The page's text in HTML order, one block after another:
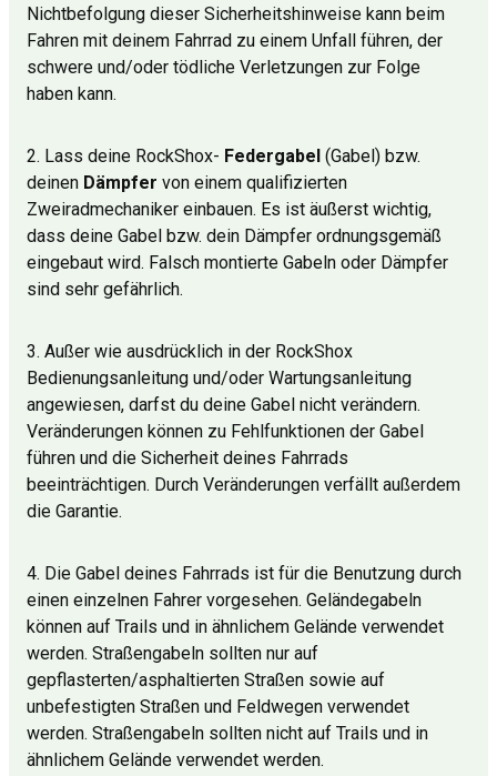
Nichtbefolgung dieser Sicherheitshinweise kann beim
Fahren mit deinem Fahrrad zu einem Unfall führen, der
schwere und/oder tödliche Verletzungen zur Folge
haben kann.
2. Lass deine RockShox- Federgabel (Gabel) bzw.
deinen Dämpfer von einem qualifizierten
Zweiradmechaniker einbauen. Es ist äußerst wichtig,
dass deine Gabel bzw. dein Dämpfer ordnungsgemäß
eingebaut wird. Falsch montierte Gabeln oder Dämpfer
sind sehr gefährlich.
3. Außer wie ausdrücklich in der RockShox
Bedienungsanleitung und/oder Wartungsanleitung
angewiesen, darfst du deine Gabel nicht verändern.
Veränderungen können zu Fehlfunktionen der Gabel
führen und die Sicherheit deines Fahrrads
beeinträchtigen. Durch Veränderungen verfällt außerdem
die Garantie.
4. Die Gabel deines Fahrrads ist für die Benutzung durch
einen einzelnen Fahrer vorgesehen. Geländegabeln
können auf Trails und in ähnlichem Gelände verwendet
werden. Straßengabeln sollten nur auf
gepflasterten/asphaltierten Straßen sowie auf
unbefestigten Straßen und Feldwegen verwendet
werden. Straßengabeln sollten nicht auf Trails und in
ähnlichem Gelände verwendet werden.